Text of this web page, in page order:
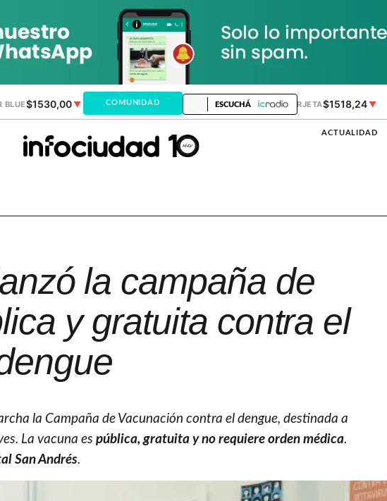
BLUE$1530,00▼ DÓLAR MEP ▼ DÓLAR TARJETA$1518,24▼
COMUNIDAD ESCUCHÁ
ACTUALIDAD
la campaña de
y gratuita contra el
la Campaña de Vacunación contra el dengue, destinada a
La vacuna espública, gratuita y no requiere orden médica.
San Andrés.